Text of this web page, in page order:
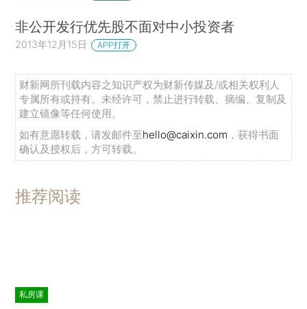
非公开发行优先股不面对中小投资者
2013年12月15日 APP打开
财新网所刊载内容之知识产权为财新传媒及/或相关权利人
专属所有或持有。未经许可，禁止进行转载、摘编、复制及
建立镜像等任何使用。
如有意愿转载，请发邮件至hello@caixin.com ，获得书面
确认及授权后，方可转载。
推荐阅读
私房课